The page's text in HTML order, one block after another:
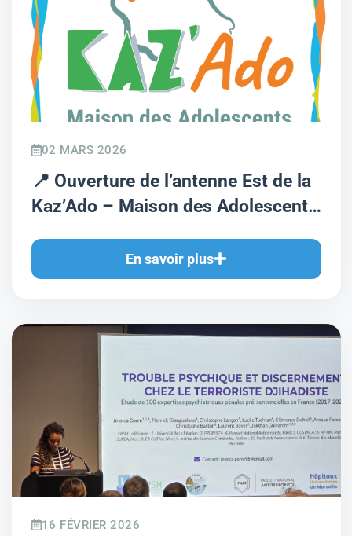
02 MARS 2026
📍 Ouverture de l’antenne Est de la
Kaz’Ado – Maison des Adolescents
En savoir plus
16 FÉVRIER 2026